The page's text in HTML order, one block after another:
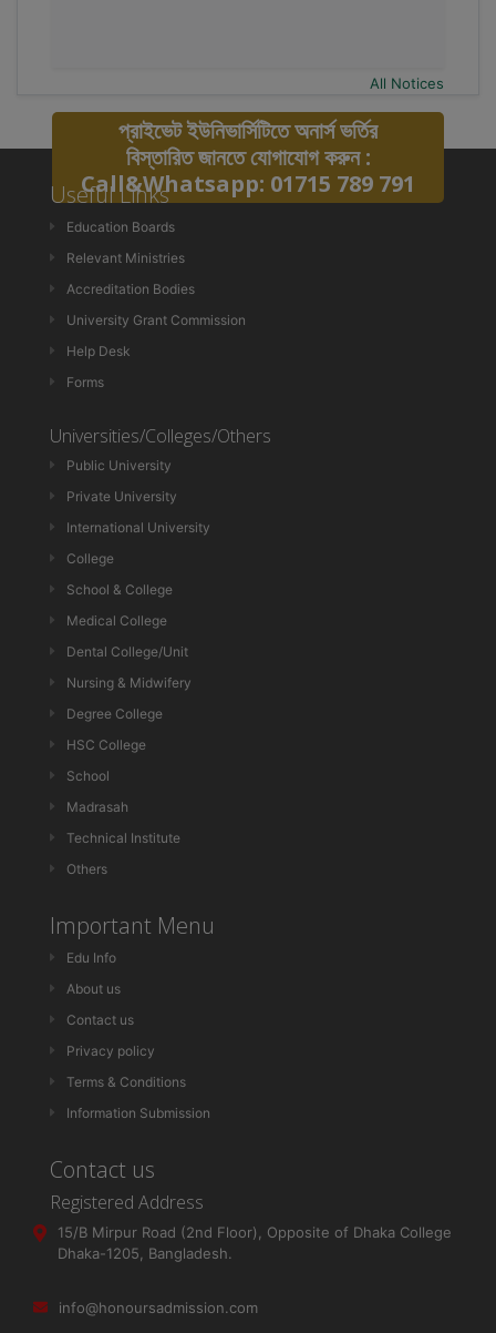
All Notices
প্রাইভেট ইউনিভার্সিটিতে অনার্স ভর্তির
বিস্তারিত জানতে যোগাযোগ করুন :
Call&Whatsapp: 01715 789 791
Useful Links
Education Boards
Relevant Ministries
Accreditation Bodies
University Grant Commission
Help Desk
Forms
Universities/Colleges/Others
Public University
Private University
International University
College
School & College
Medical College
Dental College/Unit
Nursing & Midwifery
Degree College
HSC College
School
Madrasah
Technical Institute
Others
Important Menu
Edu Info
About us
Contact us
Privacy policy
Terms & Conditions
Information Submission
Contact us
Registered Address
15/B Mirpur Road (2nd Floor), Opposite of Dhaka College
Dhaka-1205, Bangladesh.
info@honoursadmission.com